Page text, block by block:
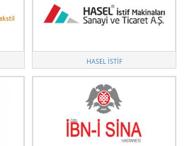
HASEL İSTIF